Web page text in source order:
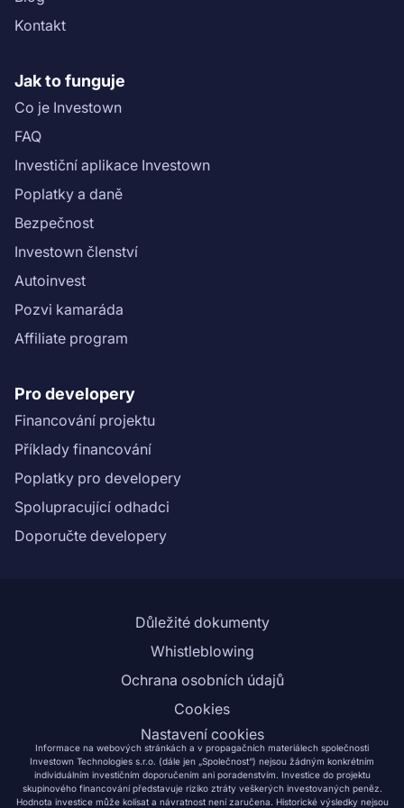
Kontakt
Jak to funguje
Co je Investown
FAQ
Investiční aplikace Investown
Poplatky a daně
Bezpečnost
Investown členství
Autoinvest
Pozvi kamaráda
Affiliate program
Pro developery
Financování projektu
Příklady financování
Poplatky pro developery
Spolupracující odhadci
Doporučte developery
Důležité dokumenty
Whistleblowing
Ochrana osobních údajů
Cookies
Nastavení cookies
Informace na webových stránkách a v propagačních materiálech společnosti
Investown Technologies s.r.o. (dále jen „Společnost“) nejsou žádným konkrétním
individuálním investičním doporučením ani poradenstvím. Investice do projektu
skupinového financování představuje riziko ztráty veškerých investovaných peněz.
Hodnota investice může kolísat a návratnost není zaručena. Historické výsledky nejsou